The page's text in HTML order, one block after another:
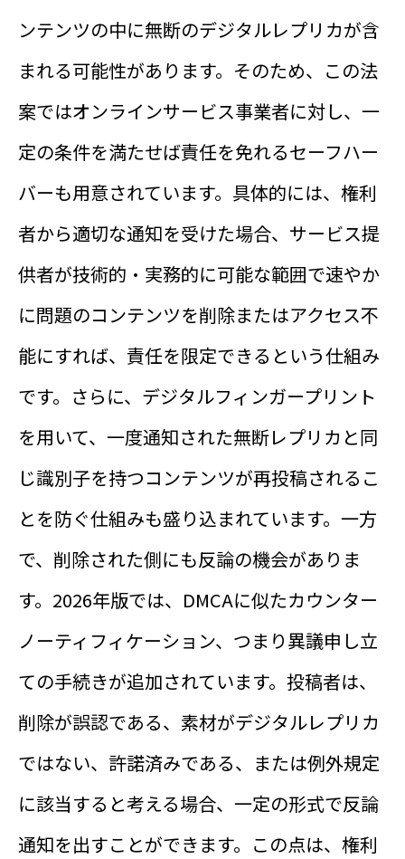
ンテンツの中に無断のデジタルレプリカが含
まれる可能性があります。そのため、この法
案ではオンラインサービス事業者に対し、一
定の条件を満たせば責任を免れるセーフハー
バーも用意されています。具体的には、権利
者から適切な通知を受けた場合、サービス提
供者が技術的・実務的に可能な範囲で速やか
に問題のコンテンツを削除またはアクセス不
能にすれば、責任を限定できるという仕組み
です。さらに、デジタルフィンガープリント
を用いて、一度通知された無断レプリカと同
じ識別子を持つコンテンツが再投稿されるこ
とを防ぐ仕組みも盛り込まれています。一方
で、削除された側にも反論の機会がありま
す。2026年版では、DMCAに似たカウンター
ノーティフィケーション、つまり異議申し立
ての手続きが追加されています。投稿者は、
削除が誤認である、素材がデジタルレプリカ
ではない、許諾済みである、または例外規定
に該当すると考える場合、一定の形式で反論
通知を出すことができます。この点は、権利